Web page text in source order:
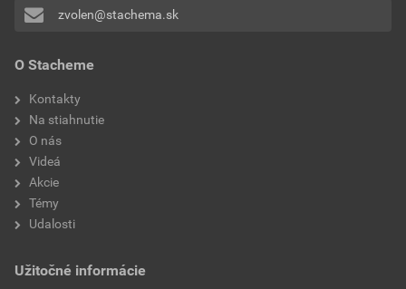
O Stacheme
Kontakty
Na stiahnutie
O nás
Videá
Akcie
Témy
Udalosti
Užitočné informácie
zvolen@stachema.sk